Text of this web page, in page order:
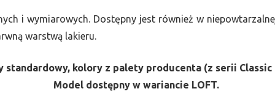
i wymiarowych. Dostępny jest również w
warstwą lakieru.
standardowy, kolory z palety producenta (z serii
Model dostępny w wariancie LOFT.